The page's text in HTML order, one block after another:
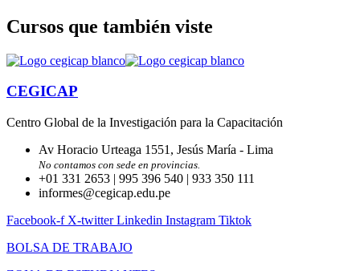
Cursos que también viste
CEGICAP
Centro Global de la Investigación para la Capacitación
Av Horacio Urteaga 1551, Jesús María - Lima
No contamos con sede en provincias.
+01 331 2653 | 995 396 540 | 933 350 111
informes@cegicap.edu.pe
Facebook-f X-twitter Linkedin Instagram Tiktok
BOLSA DE TRABAJO